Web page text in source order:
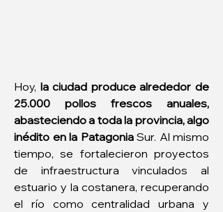
Hoy, la ciudad produce alrededor de
25.000 pollos frescos anuales,
abasteciendo a toda la provincia, algo
inédito en la Patagonia Sur. Al mismo
tiempo, se fortalecieron proyectos
de infraestructura vinculados al
estuario y la costanera, recuperando
el río como centralidad urbana y